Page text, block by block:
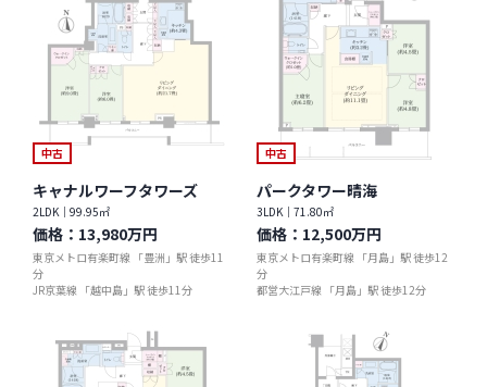
中古
キャナルワーフタワーズ
2LDK｜99.95㎡
価格： 13,980万円
東京メトロ有楽町線 「豊洲」駅 徒歩11
分
JR京葉線 「越中島」駅 徒歩11分
中古
パークタワー晴海
3LDK｜71.80㎡
価格： 12,500万円
東京メトロ有楽町線 「月島」駅 徒歩12
分
都営大江戸線 「月島」駅 徒歩12分